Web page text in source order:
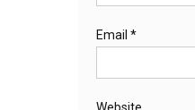
Email *
Website